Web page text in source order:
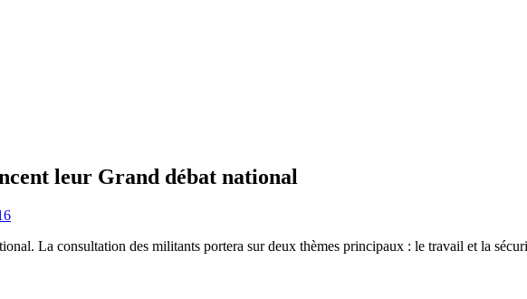
leur Grand débat national
La consultation des militants portera sur deux thèmes principaux : le travail et la